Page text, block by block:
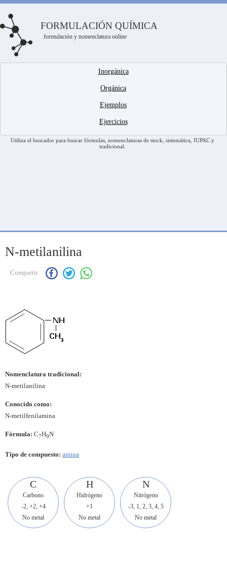
FORMULACIÓN QUÍMICA
formulación y nomenclatura online
Inorgánica
Orgánica
Ejemplos
Ejercicios
Utiliza el buscador para buscar fórmulas, nomenclaturas de stock, sistemática, IUPAC y
tradicional.
N-metilanilina
Compartir
Nomenclatura tradicional:
N-metilanilina
Conocido como:
N-metilfenilamina
Fórmula: C7H9N
Tipo de compuesto: amina
C
Carbono
-2, +2, +4
No metal
H
Hidrógeno
+1
No metal
N
Nitrógeno
-3, 1, 2, 3, 4, 5
No metal